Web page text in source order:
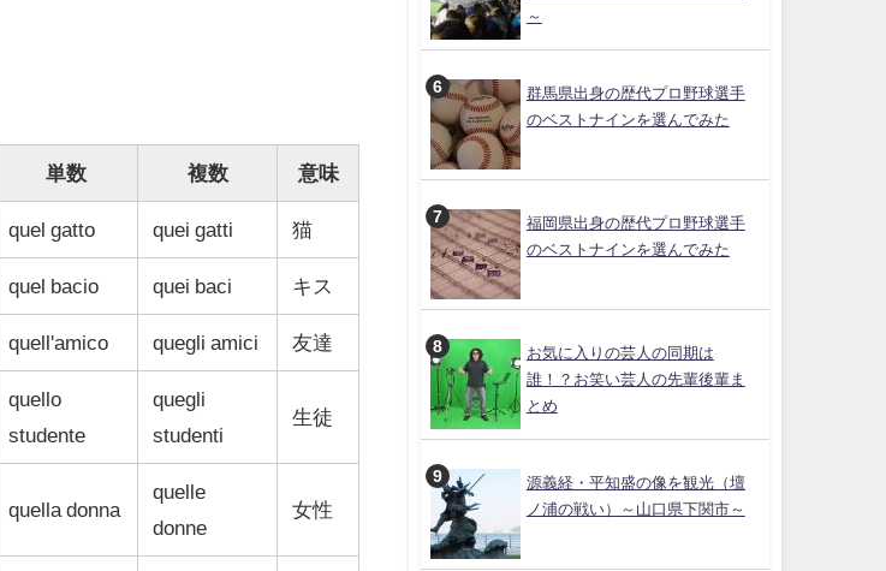
単数 複数 意味
quel gatto quei gatti 猫
quel bacio quei baci キス
quell'amico quegli amici 友達
quello
studente
quegli
studenti
生徒
quella donna
quelle
donne
女性
～
群馬県出身の歴代プロ野球選手
のベストナインを選んでみた
福岡県出身の歴代プロ野球選手
のベストナインを選んでみた
お気に入りの芸人の同期は
誰！？お笑い芸人の先輩後輩ま
とめ
源義経・平知盛の像を観光（壇
ノ浦の戦い）～山口県下関市～